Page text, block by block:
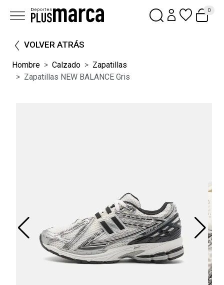
0
VOLVER ATRÁS
Hombre Calzado
Zapatillas
Zapatillas NEW BALANCE Gris